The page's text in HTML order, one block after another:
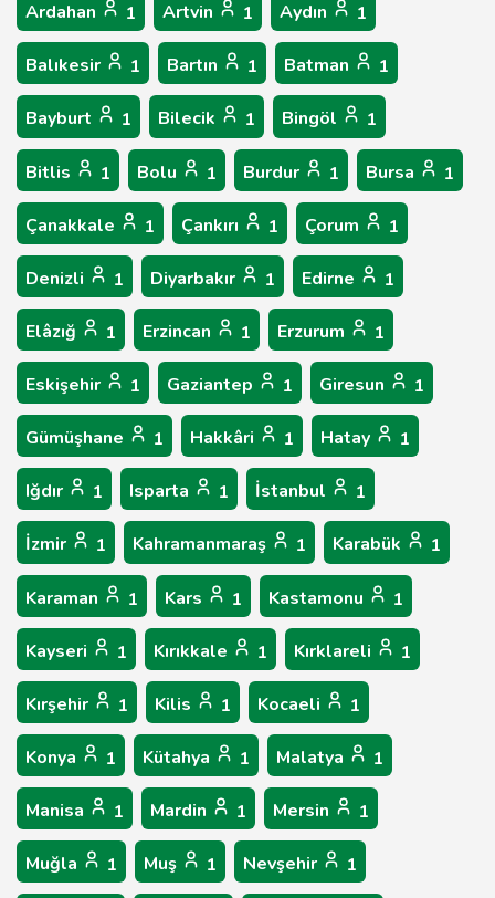
Ardahan 1 Artvin 1 Aydın 1
Balıkesir 1 Bartın 1 Batman 1
Bayburt 1 Bilecik 1 Bingöl 1
Bitlis 1 Bolu 1 Burdur 1 Bursa 1
Çanakkale 1 Çankırı 1 Çorum 1
Denizli 1 Diyarbakır 1 Edirne 1
Elâzığ 1 Erzincan 1 Erzurum 1
Eskişehir 1 Gaziantep 1 Giresun 1
Gümüşhane 1 Hakkâri 1 Hatay 1
Iğdır 1 Isparta 1 İstanbul 1
İzmir 1 Kahramanmaraş 1 Karabük 1
Karaman 1 Kars 1 Kastamonu 1
Kayseri 1 Kırıkkale 1 Kırklareli 1
Kırşehir 1 Kilis 1 Kocaeli 1
Konya 1 Kütahya 1 Malatya 1
Manisa 1 Mardin 1 Mersin 1
Muğla 1 Muş 1 Nevşehir 1